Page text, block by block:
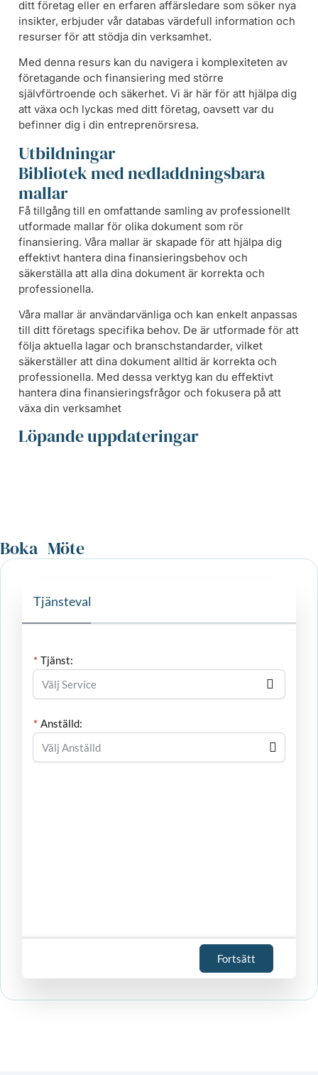
ditt företag eller en erfaren affärsledare som söker nya
insikter, erbjuder vår databas värdefull information och
resurser för att stödja din verksamhet.
Med denna resurs kan du navigera i komplexiteten av
företagande och finansiering med större
självförtroende och säkerhet. Vi är här för att hjälpa dig
att växa och lyckas med ditt företag, oavsett var du
befinner dig i din entreprenörsresa.
Utbildningar
Bibliotek med nedladdningsbara
mallar
Få tillgång till en omfattande samling av professionellt
utformade mallar för olika dokument som rör
finansiering. Våra mallar är skapade för att hjälpa dig
effektivt hantera dina finansieringsbehov och
säkerställa att alla dina dokument är korrekta och
professionella.
Våra mallar är användarvänliga och kan enkelt anpassas
till ditt företags specifika behov. De är utformade för att
följa aktuella lagar och branschstandarder, vilket
säkerställer att dina dokument alltid är korrekta och
professionella. Med dessa verktyg kan du effektivt
hantera dina finansieringsfrågor och fokusera på att
växa din verksamhet
Löpande uppdateringar
Boka Möte
Tjänsteval
Tjänst:
Anställd:
Välj Anställd
Fortsätt